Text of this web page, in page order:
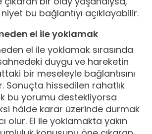
bu bağlantıyı açıklayabilir.
el ile yoklamak
el ile yoklamak sırasında
duygu ve hareketin
bir meseleyle bağlantısını
Sonuçta hissedilen rahatlık
bu yorumu destekliyorsa
hâlde karar üzerinde durmak
olur. El ile yoklamakta yakın